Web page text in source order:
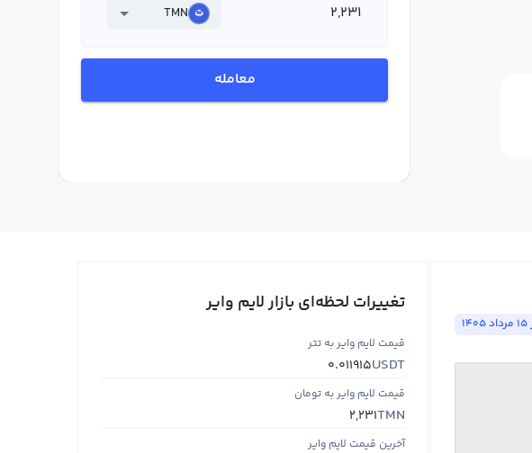
TMN
معامله
تغییرات لحظه‌ای بازار لایم وایر
قیمت لایم وایر به تتر
USDT
0.011915
قیمت لایم وایر به تومان
TMN
2,231
آخرین قیمت لایم وایر